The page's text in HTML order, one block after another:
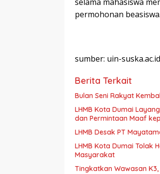
permohonan
sumber: uin-suska.ac.id
Berita Terkait
Bulan Seni Rakyat
LHMB Kota Dumai
dan Permintaan Maaf
LHMB Desak PT
LHMB Kota Dumai Tolak
Masyarakat
Tingkatkan Wawasan K3,